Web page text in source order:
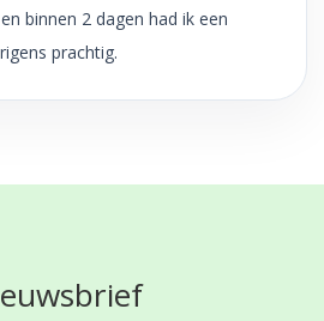
binnen 2 dagen had ik een
prachtig.